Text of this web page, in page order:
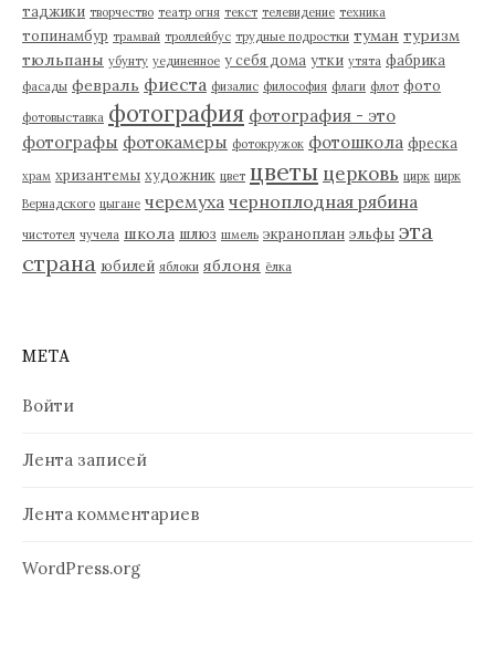
таджики творчество театр огня текст телевидение техника
топинамбур трамвай троллейбус трудные подростки туман туризм
тюльпаны убунту уединенное у себя дома утки утята фабрика
фасады февраль фиеста физалис философия флаги флот фото
фотовыставка фотография фотография - это
фотографы фотокамеры фотокружок фотошкола фреска
храм хризантемы художник цвет цветы церковь цирк цирк
Вернадского цыгане черемуха черноплодная рябина
чистотел чучела школа шлюз шмель экраноплан эльфы эта
страна юбилей яблоки яблоня ёлка
МЕТА
Войти
Лента записей
Лента комментариев
WordPress.org